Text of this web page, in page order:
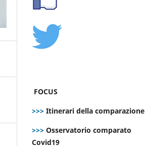
FOCUS
>>> Itinerari della comparazione
>>> Osservatorio comparato
Covid19